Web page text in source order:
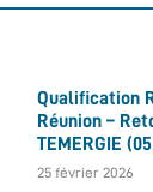
Qualification
Réunion –
TEMERGIE
25 février 2026